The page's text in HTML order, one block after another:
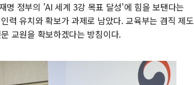
명 정부의 'AI 세계 3강 목표 달성'에 힘을 보탠다는
력 유치와 확보가 과제로 남았다. 교육부는 겸직 제도
교원을 확보하겠다는 방침이다.